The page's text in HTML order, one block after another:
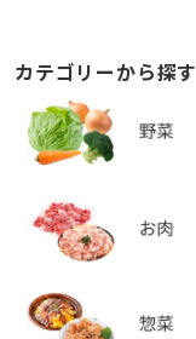
カテゴリーから探す